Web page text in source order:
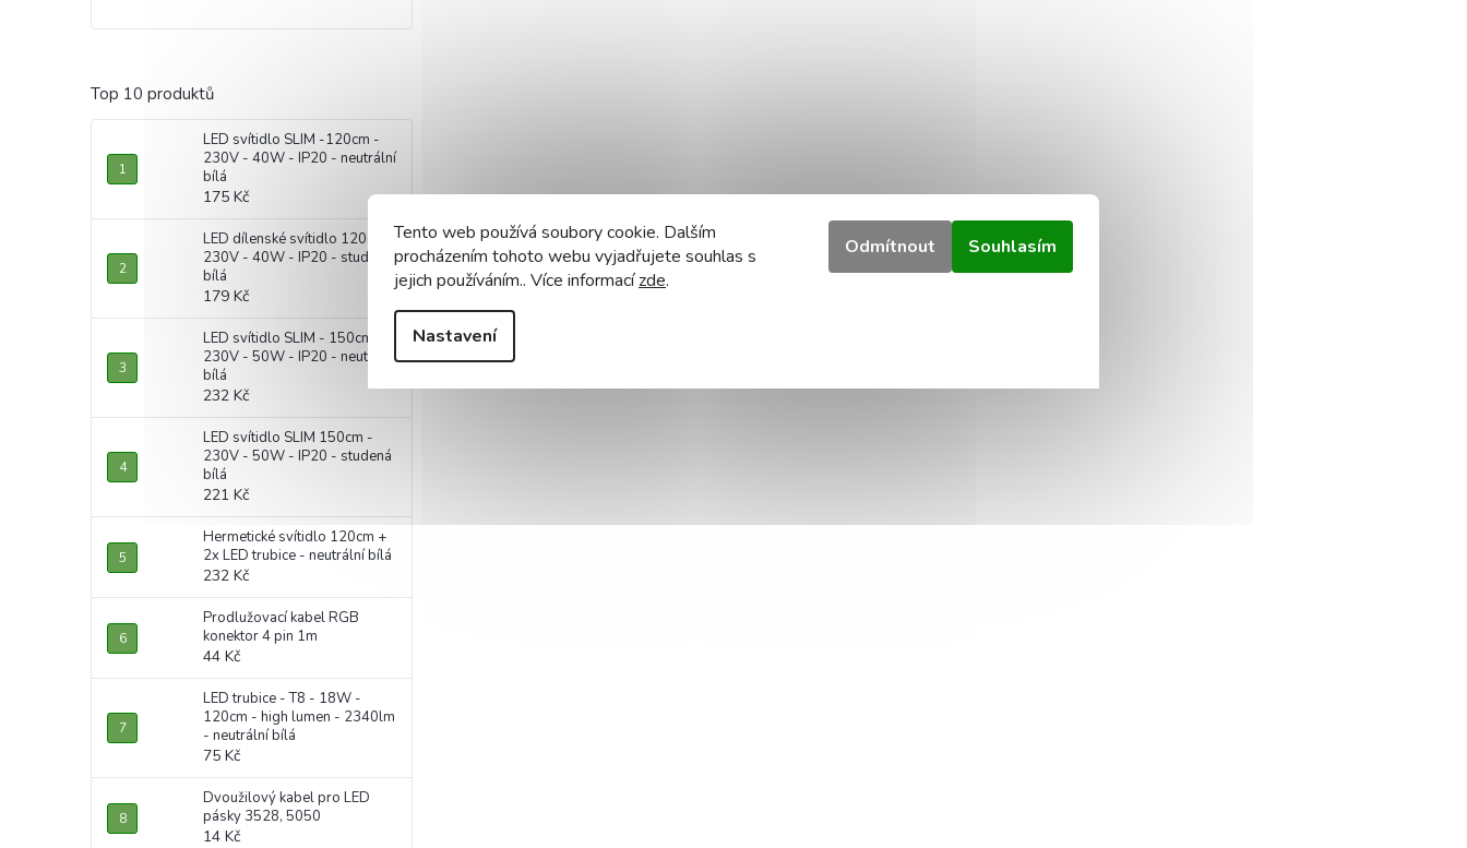
Tento web používá soubory cookie. Dalším
procházením tohoto webu vyjadřujete souhlas s
jejich používáním.. Více informacízde.
Nastavení
Odmítnout Souhlasím
Top 10 produktů
LED svítidlo SLIM -120cm -
230V - 40W - IP20 - neutrální
bílá
175 Kč
LED dílenské svítidlo 120cm -
230V - 40W - IP20 - studená
bílá
179 Kč
LED svítidlo SLIM - 150cm -
230V - 50W - IP20 - neutrální
bílá
232 Kč
LED svítidlo SLIM 150cm -
230V - 50W - IP20 - studená
bílá
221 Kč
Hermetické svítidlo 120cm +
2x LED trubice - neutrální bílá
232 Kč
Prodlužovací kabel RGB
konektor 4 pin 1m
44 Kč
LED trubice - T8 - 18W -
120cm - high lumen - 2340lm
- neutrální bílá
75 Kč
Dvoužilový kabel pro LED
pásky 3528, 5050
14 Kč